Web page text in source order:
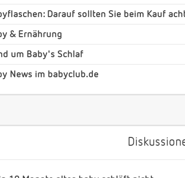
Darauf sollten Sie beim Kauf
& Ernährung
um Baby's Schlaf
News im babyclub.de